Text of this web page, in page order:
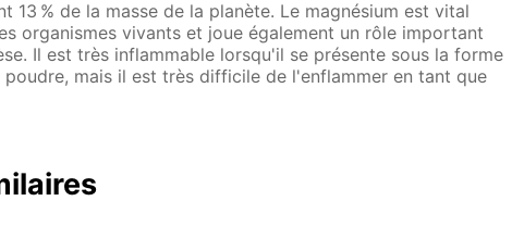
13 % de la masse de la planète. Le magnésium est vital
organismes vivants et joue également un rôle important
Il est très inflammable lorsqu'il se présente sous la forme
poudre, mais il est très difficile de l'enflammer en tant que